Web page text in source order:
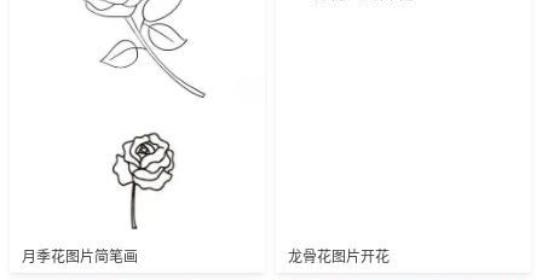
月季花图片简笔画 龙骨花图片开花